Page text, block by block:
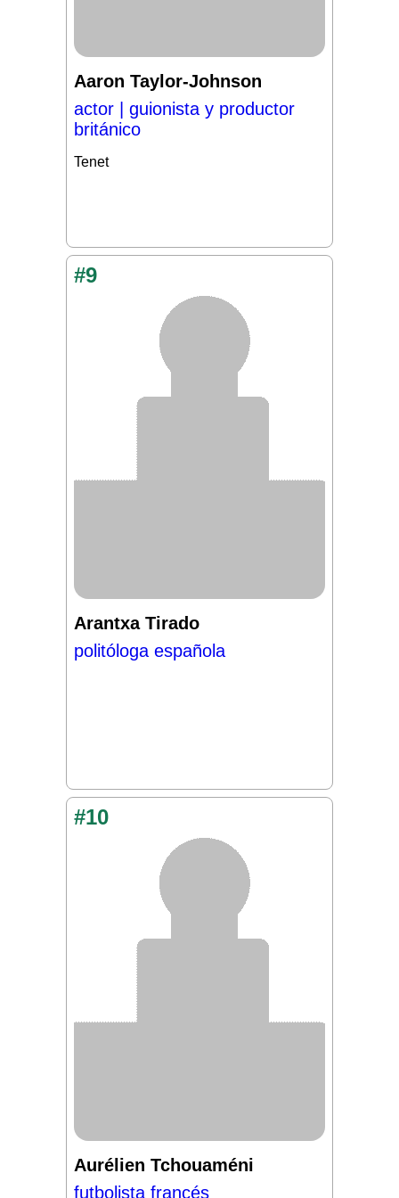
Aaron Taylor-Johnson
actor | guionista y productor
británico
Tenet
#9
Arantxa Tirado
politóloga española
#10
Aurélien Tchouaméni
futbolista francés